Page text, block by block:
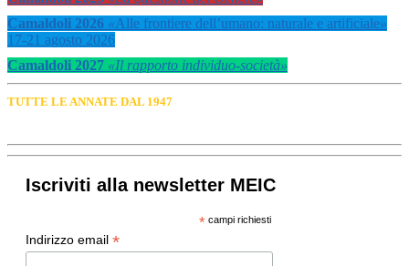
Camaldoli 2026 «Alle frontiere dell’umano: naturale e artificiale»
17-21 agosto 2026
Camaldoli 2027 «Il rapporto individuo-società»
TUTTE LE ANNATE DAL 1947
Iscriviti alla newsletter MEIC
*campi richiesti
Indirizzo email *